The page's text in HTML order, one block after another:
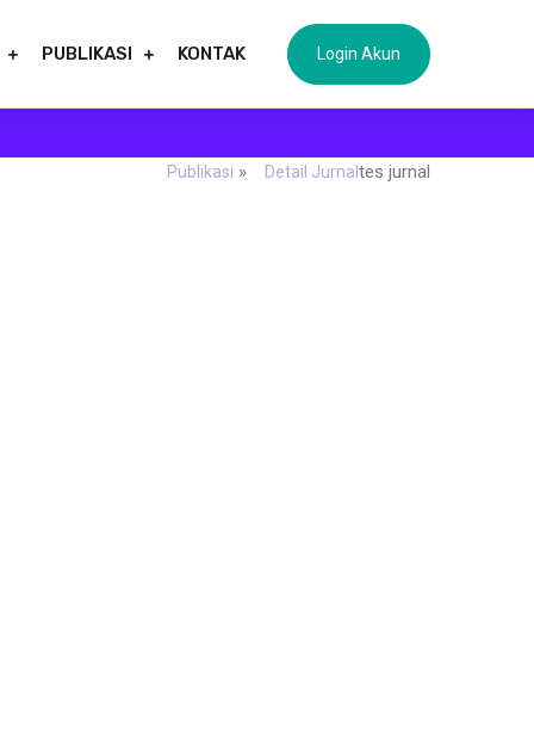
Login Akun
PUBLIKASI KONTAK
Publikasi » Detail Jurnal tes jurnal